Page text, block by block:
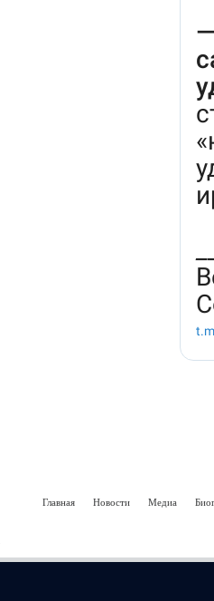
Главная Новости Медиа